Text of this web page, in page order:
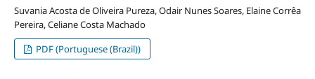
Suvania Acosta de Oliveira Pureza, Odair Nunes Soares, Elaine Corrêa
Pereira, Celiane Costa Machado
PDF (Portuguese (Brazil))